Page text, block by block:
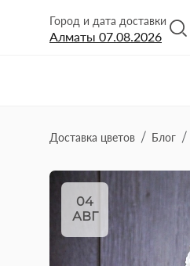
Город и дата доставки
Алматы 07.08.2026
Доставка цветов Блог
04
АВГ